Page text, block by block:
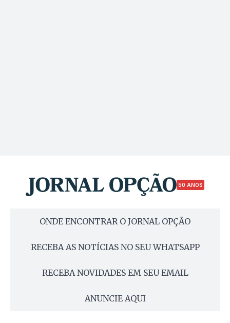
50 ANOS
ONDE ENCONTRAR O JORNAL OPÇÃO
RECEBA AS NOTÍCIAS NO SEU WHATSAPP
RECEBA NOVIDADES EM SEU EMAIL
ANUNCIE AQUI